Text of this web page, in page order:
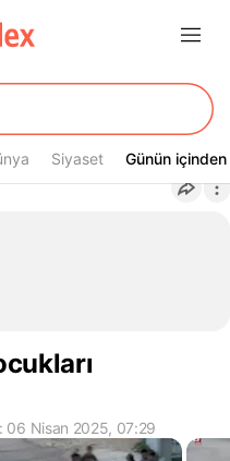
Siyaset Günün içinden
Günün içinden
06 Nisan 2025, 07:29